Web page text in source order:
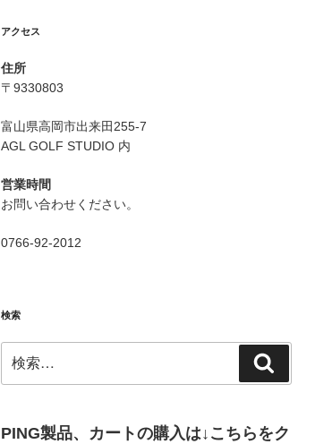
アクセス
住所
〒9330803
富山県高岡市出来田255-7
AGL GOLF STUDIO 内
営業時間
お問い合わせください。
0766-92-2012
検索
索:
索
PING製品、カートの購入は↓こちらをク